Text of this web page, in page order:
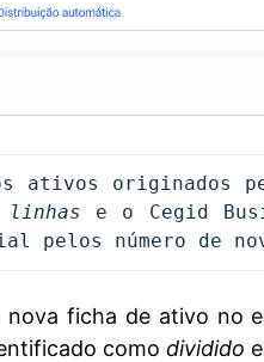
ativos originados
linhas
pelos número de
nova ficha de ativo no
como dividido